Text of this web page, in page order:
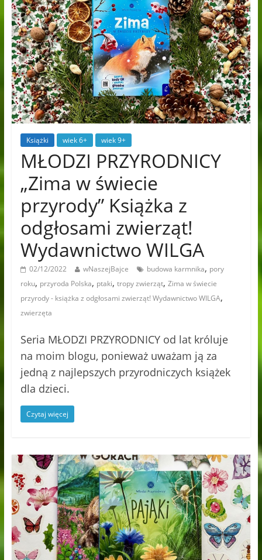
Książki wiek 6+ wiek 9+
MŁODZI PRZYRODNICY
„Zima w świecie
przyrody” Książka z
odgłosami zwierząt!
Wydawnictwo WILGA
02/12/2022 wNaszejBajce budowa karmnika, pory
roku, przyroda Polska, ptaki, tropy zwierząt, Zima w świecie
przyrody - książka z odgłosami zwierząt! Wydawnictwo WILGA,
zwierzęta
Seria MŁODZI PRZYRODNICY od lat króluje
na moim blogu, ponieważ uważam ją za
jedną z najlepszych przyrodniczych książek
dla dzieci.
Czytaj więcej